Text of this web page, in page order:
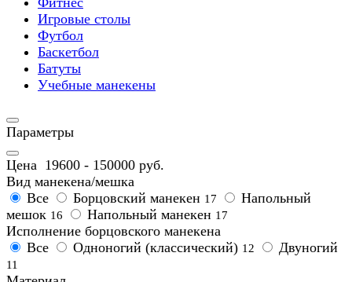
Игровые столы
Футбол
Баскетбол
Батуты
Учебные манекены
Параметры
Цена 19600 - 150000 руб.
Вид манекена/мешка
Все
Борцовский манекен 17
Напольный
мешок 16 Напольный манекен 17
Исполнение борцовского манекена
Все
Одноногий (классический) 12 Двуногий
11